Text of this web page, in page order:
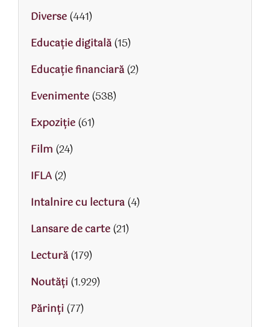
Diverse(441)
Educaţie digitală(15)
Educaţie financiară(2)
Evenimente(538)
Expoziție(61)
Film (24)
IFLA(2)
Intalnire cu lectura(4)
Lansare de carte(21)
Lectură(179)
Noutăți (1.929)
Părinţi (77)